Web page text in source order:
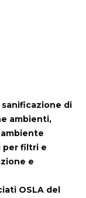
di
ambienti,
per filtri e
e
OSLA del